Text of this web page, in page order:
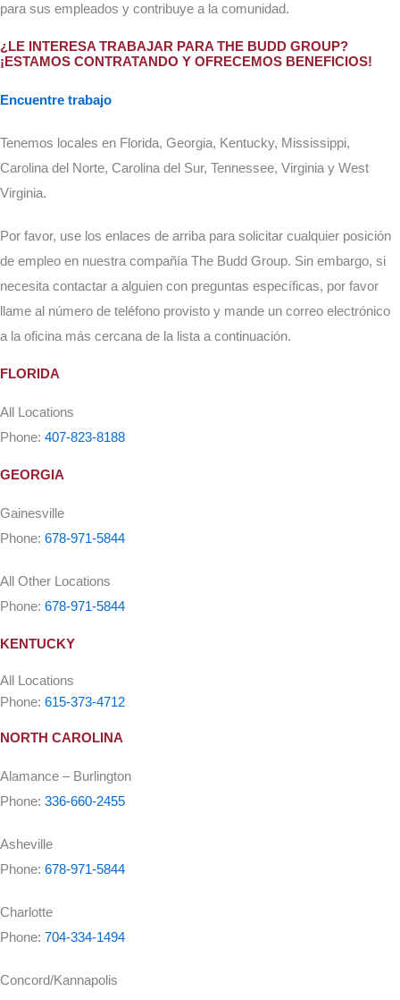
para sus empleados y contribuye a la comunidad.
¿LE INTERESA TRABAJAR PARA THE BUDD GROUP?
¡ESTAMOS CONTRATANDO Y OFRECEMOS BENEFICIOS!
Encuentre trabajo
Tenemos locales en Florida, Georgia, Kentucky, Mississippi,
Carolina del Norte, Carolina del Sur, Tennessee, Virginia y West
Virginia.
Por favor, use los enlaces de arriba para solicitar cualquier posición
de empleo en nuestra compañía The Budd Group. Sin embargo, si
necesita contactar a alguien con preguntas específicas, por favor
llame al número de teléfono provisto y mande un correo electrónico
a la oficina más cercana de la lista a continuación.
FLORIDA
All Locations
Phone: 407-823-8188
GEORGIA
Gainesville
Phone: 678-971-5844
All Other Locations
Phone: 678-971-5844
KENTUCKY
All Locations
Phone: 615-373-4712
NORTH CAROLINA
Alamance – Burlington
Phone: 336-660-2455
Asheville
Phone: 678-971-5844
Charlotte
Phone: 704-334-1494
Concord/Kannapolis